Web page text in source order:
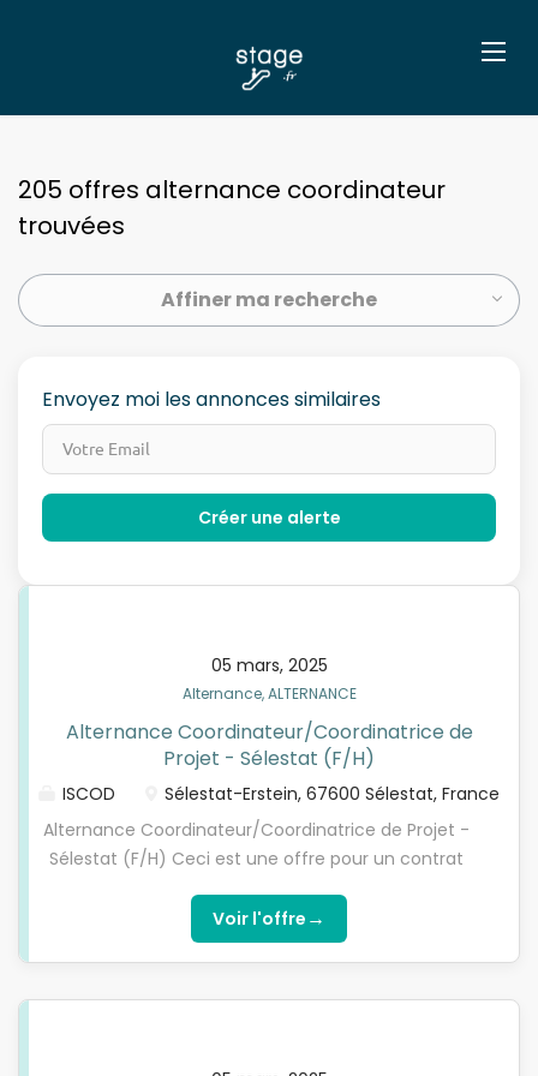
205 offres alternance coordinateur
trouvées
Affiner ma recherche
Envoyez moi les annonces similaires
05 mars, 2025
Alternance, ALTERNANCE
Alternance Coordinateur/Coordinatrice de
Projet - Sélestat (F/H)
ISCOD
Sélestat-Erstein, 67600 Sélestat, France
Alternance Coordinateur/Coordinatrice de Projet -
Sélestat (F/H) Ceci est une offre pour un contrat
BACCALAUREAT et remplir les critères d’éligibilité.
Qui sommes-nous ?L’ISCOD, spécialiste de la
entreprise partenaire, une entreprise spécialisée
Voir l'offre →